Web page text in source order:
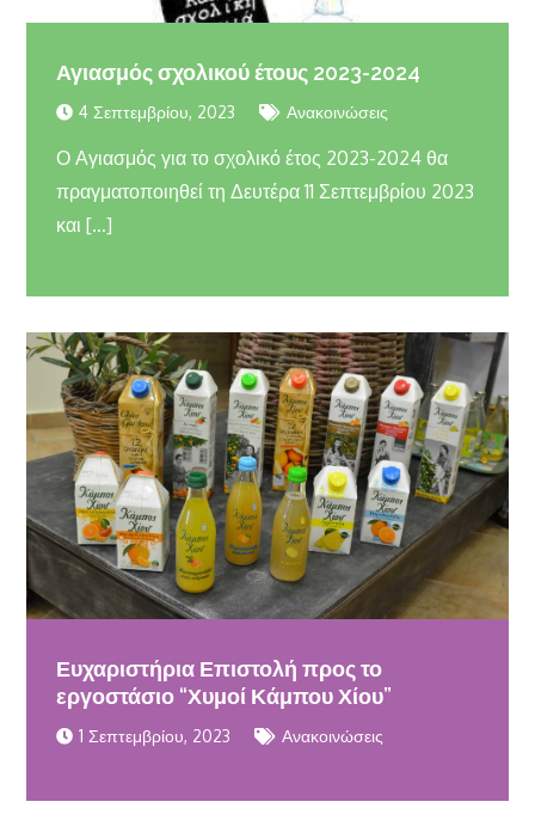
Αγιασμός σχολικού έτους 2023-2024
4 Σεπτεμβρίου, 2023 Ανακοινώσεις
Ο Αγιασμός για το σχολικό έτος 2023-2024 θα
πραγματοποιηθεί τη Δευτέρα 11 Σεπτεμβρίου 2023
και […]
Ευχαριστήρια Επιστολή προς το
εργοστάσιο “Χυμοί Κάμπου Χίου”
1 Σεπτεμβρίου, 2023 Ανακοινώσεις